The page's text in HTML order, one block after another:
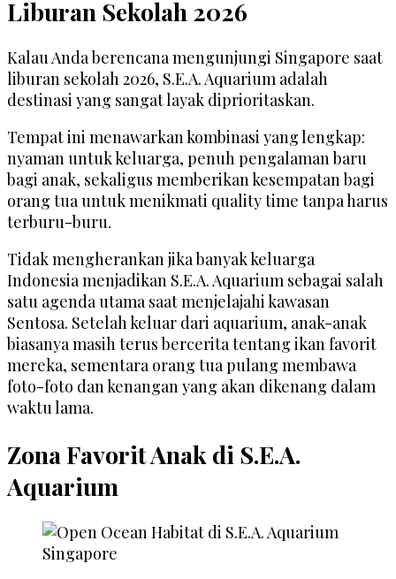
Liburan Sekolah 2026
Kalau Anda berencana mengunjungi Singapore saat
liburan sekolah 2026, S.E.A. Aquarium adalah
destinasi yang sangat layak diprioritaskan.
Tempat ini menawarkan kombinasi yang lengkap:
nyaman untuk keluarga, penuh pengalaman baru
bagi anak, sekaligus memberikan kesempatan bagi
orang tua untuk menikmati quality time tanpa harus
terburu-buru.
Tidak mengherankan jika banyak keluarga
Indonesia menjadikan S.E.A. Aquarium sebagai salah
satu agenda utama saat menjelajahi kawasan
Sentosa. Setelah keluar dari aquarium, anak-anak
biasanya masih terus bercerita tentang ikan favorit
mereka, sementara orang tua pulang membawa
foto-foto dan kenangan yang akan dikenang dalam
waktu lama.
Zona Favorit Anak di S.E.A.
Aquarium